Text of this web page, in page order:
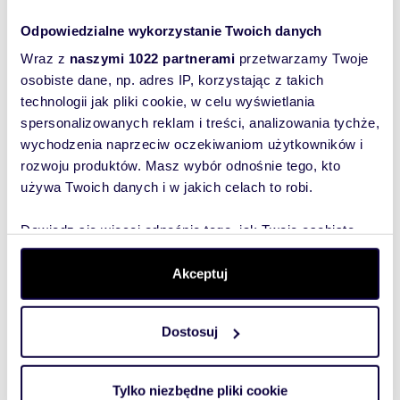
Odpowiedzialne wykorzystanie Twoich danych
Wraz z naszymi 1022 partnerami przetwarzamy Twoje
osobiste dane, np. adres IP, korzystając z takich
technologii jak pliki cookie, w celu wyświetlania
spersonalizowanych reklam i treści, analizowania tychże,
wychodzenia naprzeciw oczekiwaniom użytkowników i
rozwoju produktów. Masz wybór odnośnie tego, kto
używa Twoich danych i w jakich celach to robi.
Dowiedz się więcej odnośnie tego, jak Twoje osobiste
dane są przetwarzane oraz ustaw własne preferencje w
. W Deklaracji plików cookie możesz
zmienić lub wycofać swoją zgodę w dowolnej chwili.
Wykorzystujemy pliki cookie do spersonalizowania treści
i reklam, aby oferować funkcje społecznościowe i
Akceptuj
Dostosuj
Tylko niezbędne pliki cookie
INFORMACJE DODATKOWE:
* Kamienica premium - wysoka wartość
rezydualna i świetny potencjał wynajmu.
* UWAGA: Możliwość zakupu przynależnego
lokalu o powierzchni ok. 104 m
* W budynku jest parking podziemny.
* Cena do końca listopada za pakiet dwóch
lokali to 3 990 000 zł netto - uwaga VAT do
lokalu.
Zapraszam do kontaktu!
_________________________
Karolina Malewicz: +48 5 pokaż telefon
wiadomość
To najlepszy
sposób, aby
właściciel
oferty
szybko się z
Tobą